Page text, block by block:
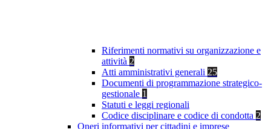
Riferimenti normativi su organizzazione e
attività 2
Atti amministrativi generali 25
Documenti di programmazione strategico-
gestionale 1
Statuti e leggi regionali
Codice disciplinare e codice di condotta 2
Oneri informativi per cittadini e imprese